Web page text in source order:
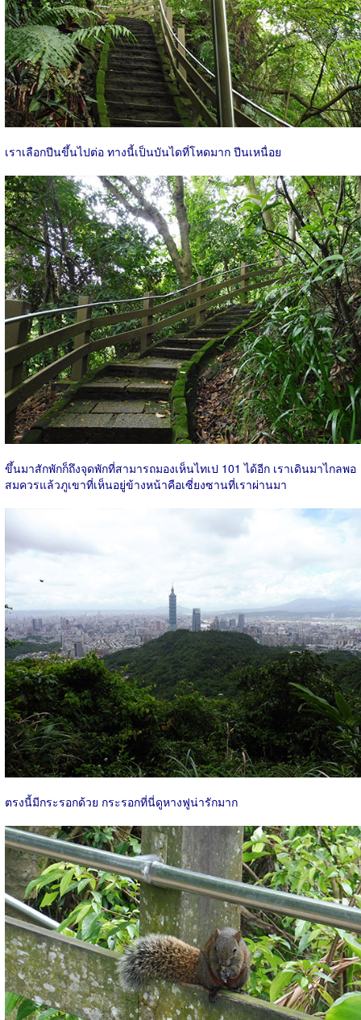
เราเลือกปีนขึ้นไปต่อ ทางนี้เป็นบันไดที่โหดมาก ปีนเหนื่อย
ขึ้นมาสักพักก็ถึงจุดพักที่สามารถมองเห็นไทเป 101 ได้อีก เราเดินมาไกลพอ
สมควรแล้วภูเขาที่เห็นอยู่ข้างหน้าคือเซี่ยงซานที่เราผ่านมา
ตรงนี้มีกระรอกด้วย กระรอกที่นี่ดูหางฟูน่ารักมาก